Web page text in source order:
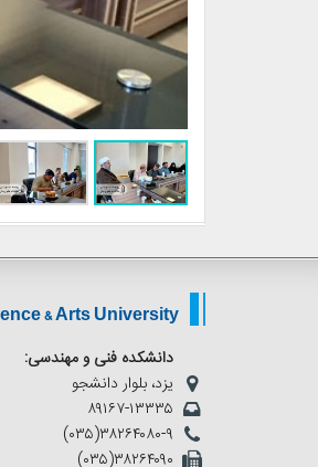
& Arts University
دانشکده فنی و مهندسی:
یزد، بلوار دانشجو
۸۹۱۶۷-۱۳۳۳۵
(۰۳۵)۳۸۲۶۴۰۸۰-۹
(۰۳۵)۳۸۲۶۴۰۹۰